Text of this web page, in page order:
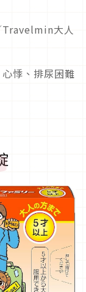
Travelmin大人
悸、排尿困難